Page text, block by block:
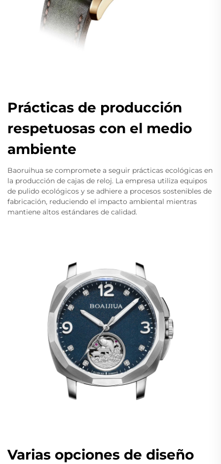
Prácticas de producción
respetuosas con el medio
ambiente
Baoruihua se compromete a seguir prácticas ecológicas en
la producción de cajas de reloj. La empresa utiliza equipos
de pulido ecológicos y se adhiere a procesos sostenibles de
fabricación, reduciendo el impacto ambiental mientras
mantiene altos estándares de calidad.
Varias opciones de diseño